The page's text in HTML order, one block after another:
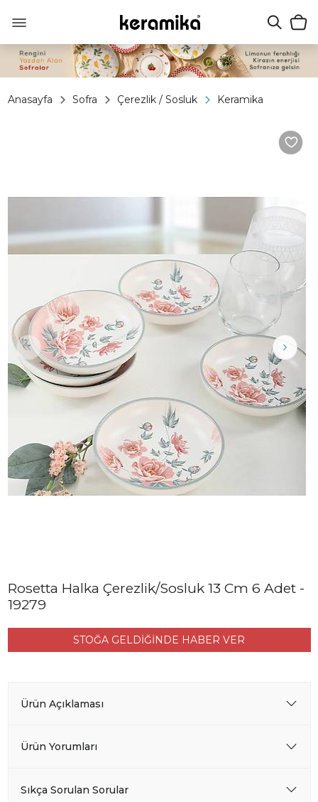
Anasayfa Sofra Çerezlik / Sosluk Keramika
Rosetta Halka Çerezlik/Sosluk 13 Cm 6 Adet -
19279
STOĞA GELDİĞİNDE HABER VER
Ürün Açıklaması
Ürün Yorumları
Sıkça Sorulan Sorular